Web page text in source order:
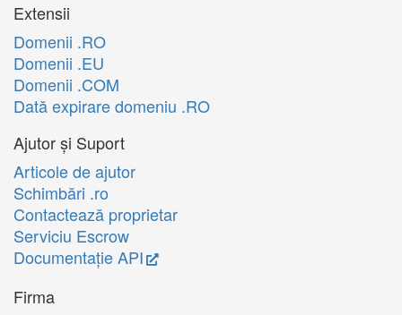
Extensii
Domenii .RO
Domenii .EU
Domenii .COM
Dată expirare domeniu .RO
Ajutor și Suport
Articole de ajutor
Schimbări .ro
Contactează proprietar
Serviciu Escrow
Documentație API
Firma